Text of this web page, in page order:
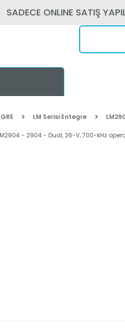
SADECE ONLINE SATIŞ
LM Serisi Entegre